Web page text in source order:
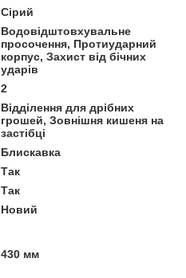
Сірий
Водовідштовхувальне
просочення, Протиударний
корпус, Захист від бічних
ударів
2
Відділення для дрібних
грошей, Зовнішня кишеня на
застібці
Блискавка
Так
Так
Новий
430 мм